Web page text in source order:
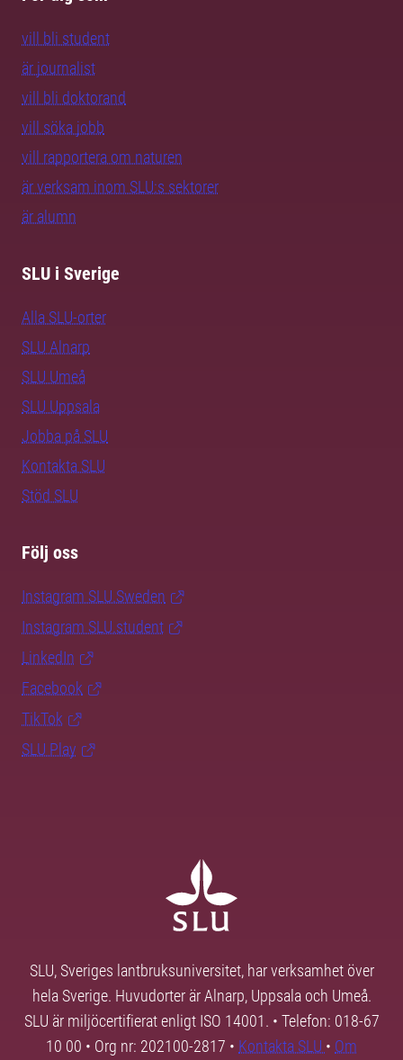
vill bli student
är journalist
vill bli doktorand
vill söka jobb
vill rapportera om naturen
är verksam inom SLU:s sektorer
är alumn
SLU i Sverige
Alla SLU-orter
SLU Alnarp
SLU Umeå
SLU Uppsala
Jobba på SLU
Kontakta SLU
Stöd SLU
Följ oss
Instagram SLU.Sweden
Instagram SLU.student
LinkedIn
Facebook
TikTok
SLU Play
SLU, Sveriges lantbruksuniversitet, har verksamhet över
hela Sverige. Huvudorter är Alnarp, Uppsala och Umeå.
SLU är miljöcertifierat enligt ISO 14001. • Telefon: 018-67
10 00 • Org nr: 202100-2817 • Kontakta SLU • Om